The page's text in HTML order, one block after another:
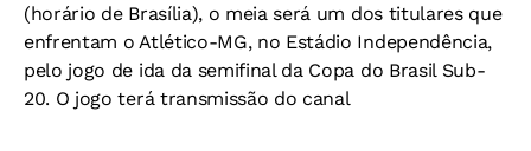
(horário de Brasília), o meia será um dos titulares que
enfrentam o Atlético-MG, no Estádio Independência,
pelo jogo de ida da semifinal da Copa do Brasil Sub-
20. O jogo terá transmissão do canal